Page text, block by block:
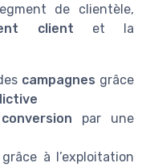
de clientèle,
client et la
campagnes grâce
par une
grâce à l’exploitation